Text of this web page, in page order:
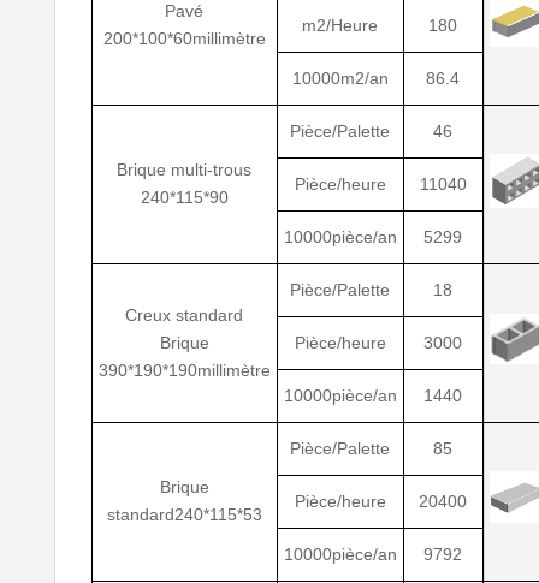
Pavé
200*100*60millimètre
m2/Heure 180
10000m2/an 86.4
Brique multi-trous
240*115*90
Pièce/Palette 46
Pièce/heure 11040
10000pièce/an 5299
Creux standard
Brique
390*190*190millimètre
Pièce/Palette 18
Pièce/heure 3000
10000pièce/an 1440
Brique
standard240*115*53
Pièce/Palette 85
Pièce/heure 20400
10000pièce/an 9792